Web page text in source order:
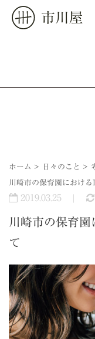
市川屋
ホーム > 日々のこと >
川崎市の保育園におけ
2019.03.25
川崎市の保育
て